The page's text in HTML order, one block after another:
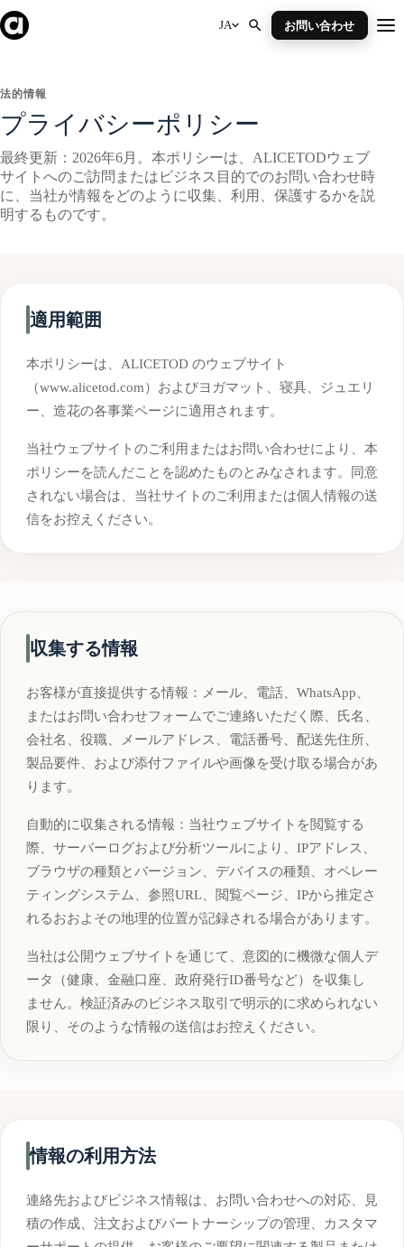
to
content
JA お問い合わせ
法的情報
プライバシーポリシー
最終更新：2026年6月。本ポリシーは、ALICETODウェブ
サイトへのご訪問またはビジネス目的でのお問い合わせ時
に、当社が情報をどのように収集、利用、保護するかを説
明するものです。
適用範囲
本ポリシーは、ALICETOD のウェブサイト
（www.alicetod.com）およびヨガマット、寝具、ジュエリ
ー、造花の各事業ページに適用されます。
当社ウェブサイトのご利用またはお問い合わせにより、本
ポリシーを読んだことを認めたものとみなされます。同意
されない場合は、当社サイトのご利用または個人情報の送
信をお控えください。
収集する情報
お客様が直接提供する情報：メール、電話、WhatsApp、
またはお問い合わせフォームでご連絡いただく際、氏名、
会社名、役職、メールアドレス、電話番号、配送先住所、
製品要件、および添付ファイルや画像を受け取る場合があ
ります。
自動的に収集される情報：当社ウェブサイトを閲覧する
際、サーバーログおよび分析ツールにより、IPアドレス、
ブラウザの種類とバージョン、デバイスの種類、オペレー
ティングシステム、参照URL、閲覧ページ、IPから推定さ
れるおおよその地理的位置が記録される場合があります。
当社は公開ウェブサイトを通じて、意図的に機微な個人デ
ータ（健康、金融口座、政府発行ID番号など）を収集し
ません。検証済みのビジネス取引で明示的に求められない
限り、そのような情報の送信はお控えください。
情報の利用方法
連絡先およびビジネス情報は、お問い合わせへの対応、見
積の作成、注文およびパートナーシップの管理、カスタマ